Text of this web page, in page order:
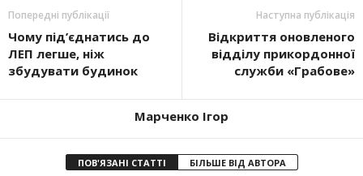
Попередні публікації
Чому під’єднатись до
ЛЕП легше, ніж
збудувати будинок
Наступна публікація
Відкриття оновленого
відділу прикордонної
служби «Грабове»
Марченко Ігор
ПОВ'ЯЗАНІ СТАТТІ БІЛЬШЕ ВІД АВТОРА